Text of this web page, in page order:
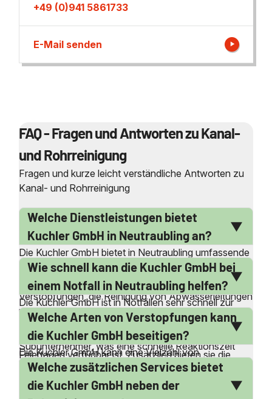
+49 (0)941 5861733
E-Mail senden
FAQ - Fragen und Antworten zu Kanal-
und Rohrreinigung
Fragen und kurze leicht verständliche Antworten zu
Kanal- und Rohrreinigung
Welche Dienstleistungen bietet
Kuchler GmbH in Neutraubling an?
Die Kuchler GmbH bietet in Neutraubling umfassende
Dienstleistungen im Bereich der Kanal- und
Rohrreinigung an. Dazu gehören die Beseitigung von
Verstopfungen, die Reinigung von Abwasserleitungen
und Druckrohrleitungen sowie die Kanalinspektion.
Sie sind rund um die Uhr erreichbar und bieten auch
einen Notdienst an, der an Wochenenden und
Feiertagen verfügbar ist. Zusätzlich bieten sie die
Entsorgung von Bohrschlamm und die Reinigung von
Öl- und Fettabscheidern an. Die Dienstleistungen sind
Wie schnell kann die Kuchler GmbH bei
einem Notfall in Neutraubling helfen?
Die Kuchler GmbH ist in Notfällen sehr schnell zur
Stelle, da sie über eigene Service-Stützpunkte in der
Nähe von Neutraubling verfügt. Sie arbeiten ohne
Subunternehmer, was eine schnelle Reaktionszeit
ermöglicht. Der Notdienst ist 24 Stunden am Tag,
365 Tage im Jahr verfügbar, sodass sie auch an
Wochenenden und Feiertagen erreichbar sind. Dies
Welche Arten von Verstopfungen kann
die Kuchler GmbH beseitigen?
Die Kuchler GmbH kann eine Vielzahl von
Verstopfungen beseitigen, darunter verstopfte
Toiletten, Abflüsse hinter Waschmaschinen und
verstopfte Spülbecken. Sie sind in der Lage, sowohl
Welche zusätzlichen Services bietet
die Kuchler GmbH neben der